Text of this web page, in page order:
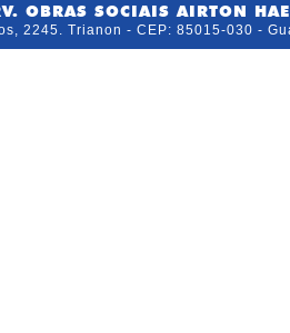
OBRAS SOCIAIS AIRTON
2245. Trianon - CEP: 85015-030 -